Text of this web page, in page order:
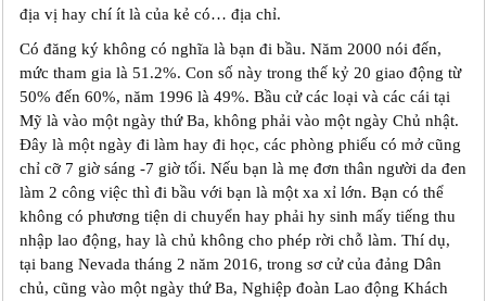
địa vị hay chí ít là của kẻ có… địa chỉ.
Có đăng ký không có nghĩa là bạn đi bầu. Năm 2000 nói đến,
mức tham gia là 51.2%. Con số này trong thế kỷ 20 giao động từ
50% đến 60%, năm 1996 là 49%. Bầu cử các loại và các cái tại
Mỹ là vào một ngày thứ Ba, không phải vào một ngày Chủ nhật.
Đây là một ngày đi làm hay đi học, các phòng phiếu có mở cũng
chỉ cỡ 7 giờ sáng -7 giờ tối. Nếu bạn là mẹ đơn thân người da đen
làm 2 công việc thì đi bầu với bạn là một xa xỉ lớn. Bạn có thể
không có phương tiện di chuyển hay phải hy sinh mấy tiếng thu
nhập lao động, hay là chủ không cho phép rời chỗ làm. Thí dụ,
tại bang Nevada tháng 2 năm 2016, trong sơ cử của đảng Dân
chủ, cũng vào một ngày thứ Ba, Nghiệp đoàn Lao động Khách